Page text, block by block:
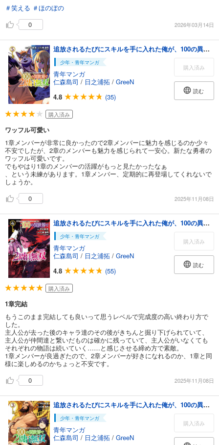
＃笑える ＃ほのぼの
0
2026年03月14日
追放されるたびにスキルを手に入れた俺が、100の異世界で2周目無双【電子単行本】 5
少年・青年マンガ
青年マンガ
仁森島司 / 日之浦拓 / GreeN
4.8
(35)
購入済み
読む
購入済み
ワッフル可愛い
1章メンバーが非常に良かったので2章メンバーに魅力を感じるのか少々
不安でしたが、2章のメンバーも魅力を感じられて一安心。新たな勇者の
ワッフル可愛いです。
でもやはり1章のメンバーの活躍がもっと見たかったなぁ
、という未練があります。1章メンバー、定期的に再登場してくれないで
しょうか。
0
2025年11月08日
追放されるたびにスキルを手に入れた俺が、100の異世界で2周目無双【電子単行本】 4
少年・青年マンガ
青年マンガ
仁森島司 / 日之浦拓 / GreeN
4.8
(55)
購入済み
読む
購入済み
1章完結
もうこのまま完結しても良いって思うレベルで完成度の高い終わり方で
した。
主人公が去った後のキャラ達のその後がきちんと掘り下げられていて、
主人公が仲間達と繋いだものは確かに残っていて、主人公がいなくても
それぞれの物語は続いていく……と感じさせる締め方で素敵。
1章メンバーが良過ぎたので、2章メンバーが好きになれるのか、1章と同
様に楽しめるのかちょっと不安です。
0
2025年11月08日
追放されるたびにスキルを手に入れた俺が、100の異世界で2周目無双【電子単行本】 3
少年・青年マンガ
青年マンガ
仁森島司 / 日之浦拓 / GreeN
購入済み